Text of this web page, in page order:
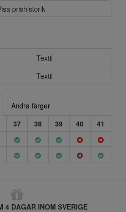
prishistorik
Textil
Textil
Andra färger
37 38 39 40
41
4 DAGAR INOM SVERIGE